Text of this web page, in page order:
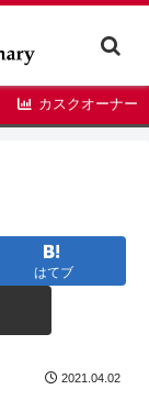
カスクオーナー
はてブ
2021.04.02